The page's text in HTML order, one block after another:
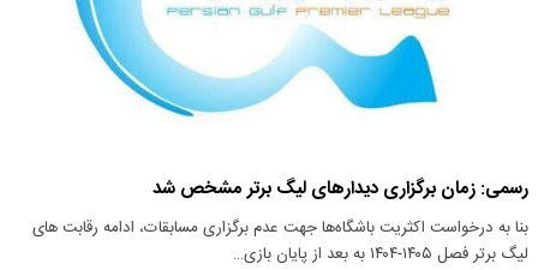
رسمی: زمان برگزاری دیدارهای لیگ برتر مشخص شد
بنا به درخواست اکثریت باشگاه‌ها جهت عدم برگزاری مسابقات، ادامه رقابت های
لیگ برتر فصل ۱۴۰۵-۱۴۰۴ به بعد از پایان بازی…